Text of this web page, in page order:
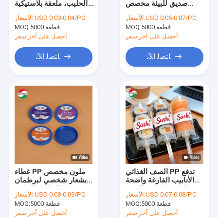
يمكن القاع
علب الهدايا الورق المعاد تدويره
واضح الحيوانات الأليفة الجرار
أكواب وأوعية للاستعمال مرة واحدة
أكياس تغليف بريدية
صندوق الوجبات الجاهزة
أكياس تغليف قابلة للتحلل
الحليب، ملعقة بلاستيكية
لمنتجات العناية الشخصية
والجمال
الأسعار:USD 0.03-0.04/PC
MOQ:
5000 قطعة
أحصل على آخر سعر
ﺎﺘﺼﻟ ﺍﻶﻧ
صديق للبيئة مخصص
لتقديم الكيك والسوشي
للاستخدام الغذائي
الأسعار:USD 0.06-0.07/PC
MOQ:
5000 قطعة
أحصل على آخر سعر
ﺎﺘﺼﻟ ﺍﻶﻧ
غطاء PP ملون مخصص
بشعار شخصي لبرطمان
الأسعار:USD 0.08-0.09/PC
MOQ:
5000 قطعة
أحصل على آخر سعر
الصف الغذائي PP تدفع
الأنابيب الفارغة واضحة
حاويات طباعة الحرير
المخصصة شعار لسوشي
موس كعكة الحلوى التعبئة
الأسعار:USD 0.07-0.08/PC
MOQ:
5000 قطعة
أحصل على آخر سعر